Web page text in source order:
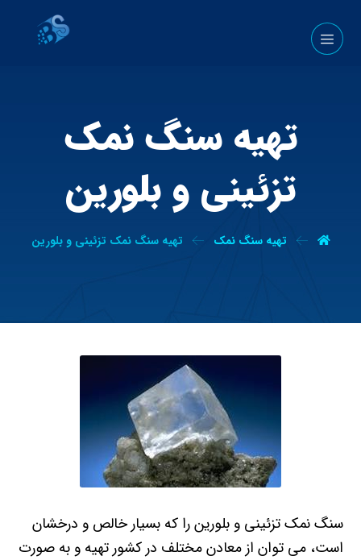
تهیه سنگ نمک
تزئینی و بلورین
تهیه سنگ نمک تهیه سنگ نمک تزئینی و بلورین
سنگ نمک تزئینی و بلورین را که بسیار خالص و درخشان
است، می توان از معادن مختلف در کشور تهیه و به صورت